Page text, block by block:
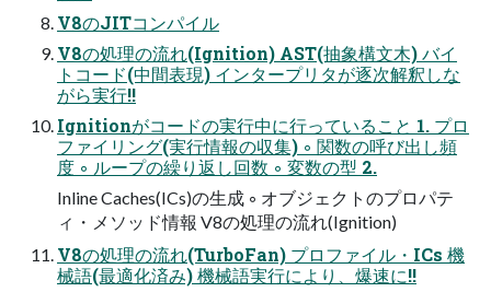
V8のJITコンパイル
V8の処理の流れ(Ignition) AST(抽象構文木) バイ
トコード(中間表現) インタープリタが逐次解釈しな
がら実行!!
Ignitionがコードの実行中に行っていること 1. プロ
ファイリング(実行情報の収集) ◦ 関数の呼び出し頻
度 ◦ ループの繰り返し回数 ◦ 変数の型 2.
Inline Caches(ICs)の生成 ◦ オブジェクトのプロパテ
ィ・メソッド情報 V8の処理の流れ(Ignition)
V8の処理の流れ(TurboFan) プロファイル・ICs 機
械語(最適化済み) 機械語実行により、爆速に!!